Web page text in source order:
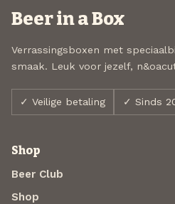
Beer in a Box
Verrassingsboxen met
smaak. Leuk voor jezelf,
✓ Veilige betaling ✓ Sinds
Shop
Beer Club
Shop